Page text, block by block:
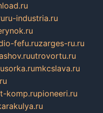
ru-industria.ru
fefu.ruzarges-ru.ru
utrovortu.ru
mkcslava.ru
komp.rupioneeri.ru